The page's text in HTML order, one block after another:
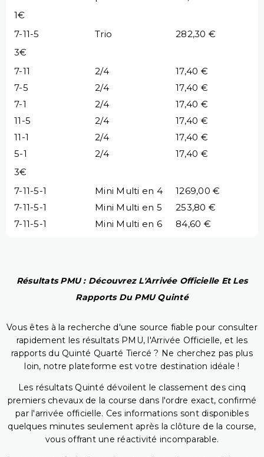
1€
7-11-5
Trio
282,30 €
3€
7-11
2/4
17,40 €
7-5
2/4
17,40 €
7-1
2/4
17,40 €
11-5
2/4
17,40 €
11-1
2/4
17,40 €
5-1
2/4
17,40 €
3€
7-11-5-1
Mini Multi en 4
1269,00 €
7-11-5-1
Mini Multi en 5
253,80 €
7-11-5-1
Mini Multi en 6 84,60 €
Résultats PMU : Découvrez L'Arrivée Officielle Et Les
Rapports Du PMU Quinté
Vous êtes à la recherche d'une source fiable pour consulter
rapidement les résultats PMU, l'Arrivée Officielle, et les
rapports du Quinté Quarté Tiercé ? Ne cherchez pas plus
loin, notre plateforme est votre destination idéale !
Les résultats Quinté dévoilent le classement des cinq
premiers chevaux de la course dans l'ordre exact, confirmé
par l'arrivée officielle. Ces informations sont disponibles
quelques minutes seulement après la clôture de la course,
vous offrant une réactivité incomparable.